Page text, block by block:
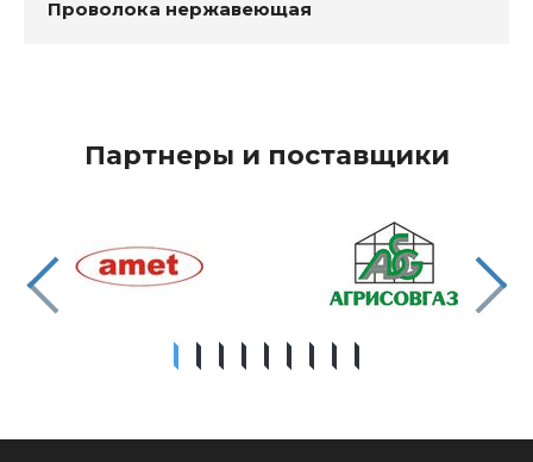
Проволока нержавеющая
Партнеры и поставщики